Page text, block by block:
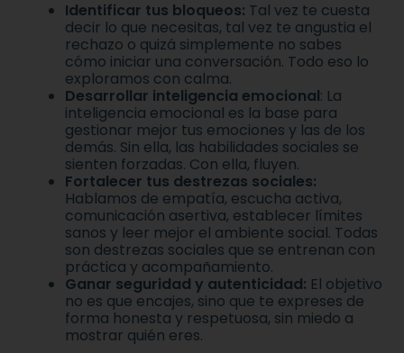
Identificar tus bloqueos: Tal vez te cuesta
decir lo que necesitas, tal vez te angustia el
rechazo o quizá simplemente no sabes
cómo iniciar una conversación. Todo eso lo
exploramos con calma.
Desarrollar inteligencia emocional: La
inteligencia emocional es la base para
gestionar mejor tus emociones y las de los
demás. Sin ella, las habilidades sociales se
sienten forzadas. Con ella, fluyen.
Fortalecer tus destrezas sociales:
Hablamos de empatía, escucha activa,
comunicación asertiva, establecer límites
sanos y leer mejor el ambiente social. Todas
son destrezas sociales que se entrenan con
práctica y acompañamiento.
Ganar seguridad y autenticidad: El objetivo
no es que encajes, sino que te expreses de
forma honesta y respetuosa, sin miedo a
mostrar quién eres.